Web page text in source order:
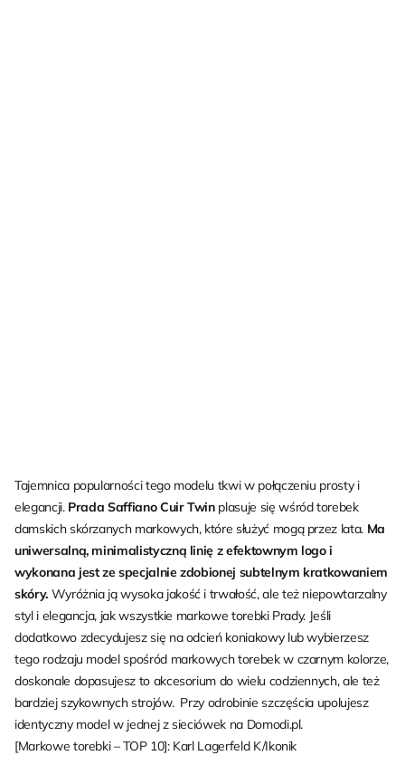
Tajemnica popularności tego modelu tkwi w połączeniu prosty i
elegancji. Prada Saffiano Cuir Twinplasuje się wśród torebek
damskich skórzanych markowych, które służyć mogą przez lata. Ma
uniwersalną, minimalistyczną linię z efektownym logo i
wykonana jest ze specjalnie zdobionej subtelnym kratkowaniem
skóry. Wyróżnia ją wysoka jakość i trwałość, ale też niepowtarzalny
styl i elegancja, jak wszystkie markowe torebki Prady. Jeśli
dodatkowo zdecydujesz się na odcień koniakowy lub wybierzesz
tego rodzaju model spośród markowych torebek w czarnym kolorze,
doskonale dopasujesz to akcesorium do wielu codziennych, ale też
bardziej szykownych strojów. Przy odrobinie szczęścia upolujesz
identyczny model w jednej z sieciówek na Domodi.pl.
[Markowe torebki – TOP 10]: Karl Lagerfeld K/Ikonik